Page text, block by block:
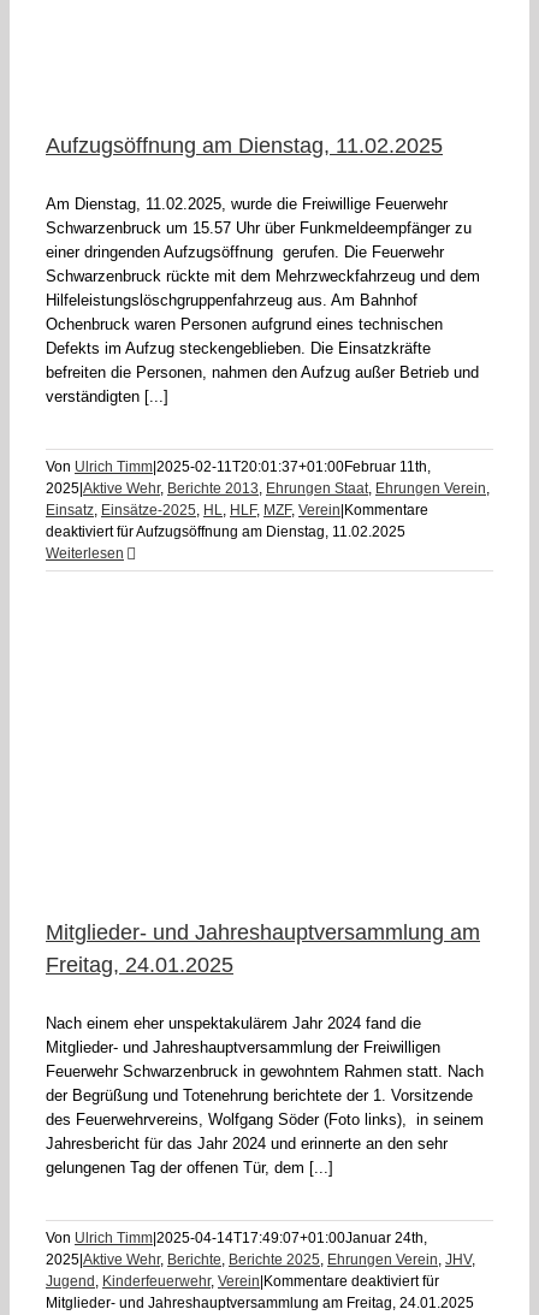
Aufzugsöffnung am Dienstag, 11.02.2025
Am Dienstag, 11.02.2025, wurde die Freiwillige Feuerwehr
Schwarzenbruck um 15.57 Uhr über Funkmeldeempfänger zu
einer dringenden Aufzugsöffnung gerufen. Die Feuerwehr
Schwarzenbruck rückte mit dem Mehrzweckfahrzeug und dem
Hilfeleistungslöschgruppenfahrzeug aus. Am Bahnhof
Ochenbruck waren Personen aufgrund eines technischen
Defekts im Aufzug steckengeblieben. Die Einsatzkräfte
befreiten die Personen, nahmen den Aufzug außer Betrieb und
verständigten [...]
Von Ulrich Timm 2025-02-11T20:01:37+01:00Februar 11th,
2025 Aktive Wehr, Berichte 2013, Ehrungen Staat, Ehrungen Verein,
Einsatz, Einsätze-2025, HL, HLF, MZF, Verein Kommentare
deaktiviertfür Aufzugsöffnung am Dienstag, 11.02.2025
Weiterlesen
Mitglieder- und Jahreshauptversammlung am
Freitag, 24.01.2025
Nach einem eher unspektakulärem Jahr 2024 fand die
Mitglieder- und Jahreshauptversammlung der Freiwilligen
Feuerwehr Schwarzenbruck in gewohntem Rahmen statt. Nach
der Begrüßung und Totenehrung berichtete der 1. Vorsitzende
des Feuerwehrvereins, Wolfgang Söder (Foto links), in seinem
Jahresbericht für das Jahr 2024 und erinnerte an den sehr
gelungenen Tag der offenen Tür, dem [...]
Von Ulrich Timm 2025-04-14T17:49:07+01:00Januar 24th,
2025 Aktive Wehr, Berichte, Berichte 2025, Ehrungen Verein, JHV,
Jugend , Kinderfeuerwehr, Verein Kommentare deaktiviertfür
Mitglieder- und Jahreshauptversammlung am Freitag, 24.01.2025